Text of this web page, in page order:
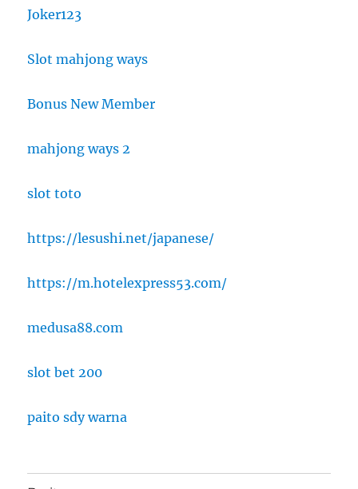
Joker123
Slot mahjong ways
Bonus New Member
mahjong ways 2
slot toto
https://lesushi.net/japanese/
https://m.hotelexpress53.com/
medusa88.com
slot bet 200
paito sdy warna